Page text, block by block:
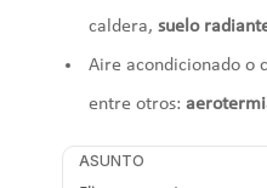
caldera, suelo
Aire acondicionado o
entre otros:
ASUNTO